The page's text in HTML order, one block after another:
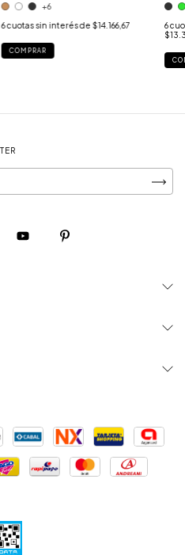
+6
6cuotas sin interés de $14.166,67
COMPRAR
6